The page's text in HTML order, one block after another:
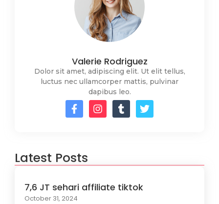
Valerie Rodriguez
Dolor sit amet, adipiscing elit. Ut elit tellus,
luctus nec ullamcorper mattis, pulvinar
dapibus leo.
Latest Posts
7,6 JT sehari affiliate tiktok
October 31, 2024